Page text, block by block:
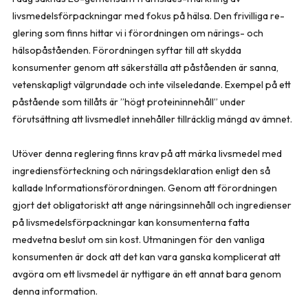
livsmedelsförpackningar med fokus på hälsa. Den frivilliga re-
glering som finns hittar vi i förordningen om närings- och
hälsopåståenden. Förordningen syftar till att skydda
konsumenter genom att säkerställa att påståenden är sanna,
vetenskapligt välgrundade och inte vilseledande. Exempel på ett
påstående som tillåts är ”högt proteininnehåll” under
förutsättning att livsmedlet innehåller tillräcklig mängd av ämnet.
Utöver denna reglering finns krav på att märka livsmedel med
ingrediensförteckning och näringsdeklaration enligt den så
kallade Informationsförordningen. Genom att förordningen
gjort det obligatoriskt att ange näringsinnehåll och ingredienser
på livsmedelsförpackningar kan konsumenterna fatta
medvetna beslut om sin kost. Utmaningen för den vanliga
konsumenten är dock att det kan vara ganska komplicerat att
avgöra om ett livsmedel är nyttigare än ett annat bara genom
denna information.